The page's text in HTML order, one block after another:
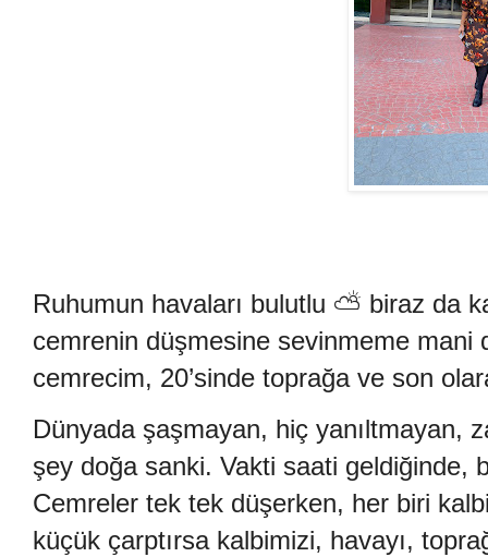
Ruhumun havaları bulutlu ⛅️ biraz da
cemrenin düşmesine sevinmeme mani
cemrecim, 20’sinde toprağa ve son
Dünyada şaşmayan, hiç yanıltmayan,
şey doğa sanki. Vakti saati geldiğinde,
Cemreler tek tek düşerken, her biri
küçük çarptırsa kalbimizi, havayı,